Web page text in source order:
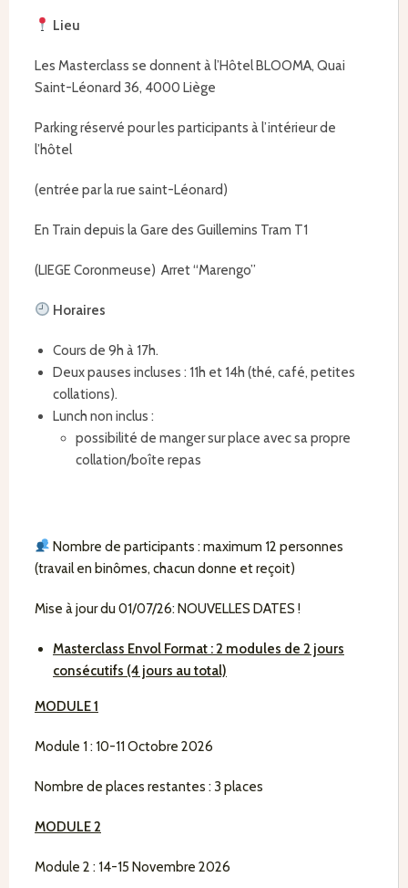
Lieu
Les Masterclass se donnent à l’Hôtel BLOOMA, Quai
Saint-Léonard 36, 4000 Liège
Parking réservé pour les participants à l’intérieur de
l’hôtel
(entrée par la rue saint-Léonard)
En Train depuis la Gare des Guillemins Tram T1
(LIEGE Coronmeuse) Arret “Marengo”
Horaires
Cours de 9h à 17h.
Deux pauses incluses : 11h et 14h (thé, café, petites
collations).
Lunch non inclus :
possibilité de manger sur place avec sa propre
collation/boîte repas
Nombre de participants : maximum 12 personnes
(travail en binômes, chacun donne et reçoit)
Mise à jour du 01/07/26: NOUVELLES DATES !
Masterclass Envol Format : 2 modules de 2 jours
consécutifs (4 jours au total)
MODULE 1
Module 1 : 10-11 Octobre 2026
Nombre de places restantes : 3 places
MODULE 2
Module 2 : 14-15 Novembre 2026